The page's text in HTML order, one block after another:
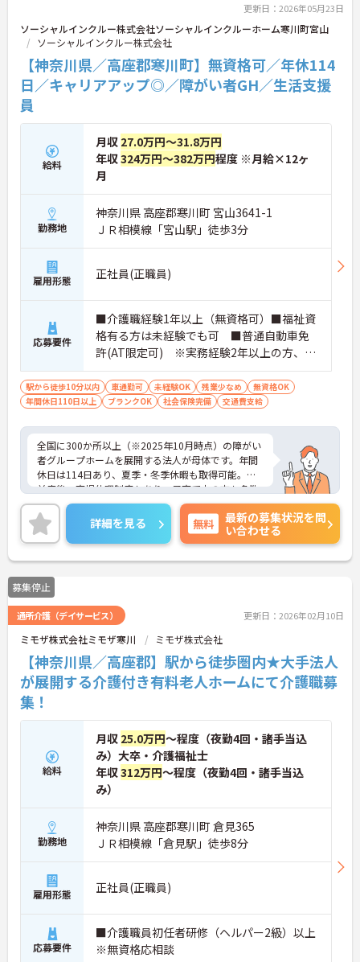
く軽減しています。年間休日114日、月平均残業10
時間程度という実績に加え、明確な評価制度に基づ
くキャリアパスを用意することで、従業員満足度の
向上を実現しています。今後もグループホームの積
極的な展開を継続しながら、サービスの質とスタッ
フの働きがいの双方を高め続ける、社会貢献性と成
★おすすめPOINT★
・年に1回の評価に基づく昇給制度や、エリアマネ
ージャー、シニアマネージャーへと続く明確な役職
ステップが用意されています。全国に施設を展開す
・施設運営において負担となりやすい請求業務や行
政対応を本社の専門部署が全面的にバックアップし
ます。これにより、ご入居者様へのサービス向上や
スタッフが働きやすい環境づくりにしっかりと時間
を投資することができます。
・年間休日114日の実績に加え、全社平均の月間残
業時間は10時間程度と少なめです。ご自身の生活も
大切にしながら、メリハリをつけて長期的にキャリ
アを深めていくことが可能です。
・定年が70歳まで、再雇用制度で75歳まで設定され
ており、シニア世代になっても長く安定して働ける
基盤があります。また、車・バイク通勤の方に向け
た無料駐車場の完備や、年末年始手当、従業員紹介
制度（リファラル）、インフルエンザ手当といった
更新日：2026年05月23日
ソーシャルインクルー株式会社ソーシャルインクルーホーム寒川町宮山
ソーシャルインクルー株式会社
【神奈川県／高座郡寒川町】無資格可／年休114
日／キャリアアップ◎／障がい者GH／生活支援
員
給料
月収 27.0万円～31.8万円
年収324万円～382万円程度 ※月給×12ヶ
月
勤務地
神奈川県 高座郡寒川町 宮山3641-1
ＪＲ相模線「宮山駅」徒歩3分
雇用形態 正社員(正職員)
応募要件
■介護職経験1年以上（無資格可）■福祉資
格有る方は未経験でも可 ■普通自動車免
許(AT限定可) ※実務経験2年以上の方、障
がい者福祉に関する経験をお持ちの方大歓
迎
駅から徒歩10分以内 車通勤可 未経験OK 残業少なめ
無資格OK
年間休日110日以上
ブランクOK 社会保険完備 交通費支給
全国に300か所以上（※2025年10月時点）の障がい
者グループホームを展開する法人が母体です。年間
休日は114日あり、夏季・冬季休暇も取得可能。産
前産後・育児休暇制度もあり、子育て中の方も多数
活躍中で、ワークライフバランスを大切にしながら
働ける環境が整っています。研修制度や外部勉強会
の受講支援もあり、スキルアップもしっかりサポー
ト。将来的には管理者やエリアマネージャーへのキ
ャリアアップも目指せます。20代から60代まで幅広
い年代のスタッフが活躍しており、和やかな雰囲気
の職場です。介護経験を活かしたい方、福祉の資格
をお持ちの方、安定した法人でキャリアを築きたい
方におすすめです。
★おすすめPOINT★
・生活支援員からスタートし、サービス管理責任者
やエリアマネージャーへと続く明確なステップアッ
プの道筋が用意されています。急成長中の企業であ
るためポストも豊富にあり、専門性を高めながらマ
ネジメント職への挑戦も視野に入れていただけま
・年間休日114日、残業月平均10時間程度という就
業環境に加え、産前産後休暇や育児休暇制度がしっ
かりと整備されています。オンとオフの切り替えを
明確にし、心身ともに充実した状態で長くご活躍い
ただけます。
・グループホーム一棟あたりの入居者様20名定員を
常時2～4名のスタッフで支援、国基準を上回る人員
配置や夜間複数名体制が敷かれているため、業務に
追われることなくご利用者様のペースに合わせたサ
ポートが可能です。施設も専用設計で働きやすく、
ご自身の理想とする福祉を実践できる環境が整って
詳細を見る 無料
最新の募集状況を問
い合わせる
募集停止
通所介護（デイサービス） 更新日：2026年02月10日
ミモザ株式会社ミモザ寒川 ミモザ株式会社
【神奈川県／高座郡】駅から徒歩圏内★大手法人
が展開する介護付き有料老人ホームにて介護職募
集！
給料
月収 25.0万円～程度（夜勤4回・諸手当込
み）大卒・介護福祉士
年収312万円～程度（夜勤4回・諸手当込
み）
勤務地
神奈川県 高座郡寒川町 倉見365
ＪＲ相模線「倉見駅」徒歩8分
雇用形態 正社員(正職員)
応募要件
■介護職員初任者研修（ヘルパー2級）以上
※無資格応相談